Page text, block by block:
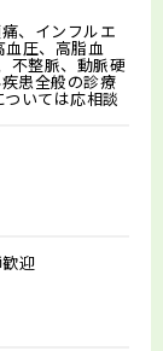
、インフルエ
圧、高脂血
整脈、動脈硬
患全般の診療
いては応相談
迎